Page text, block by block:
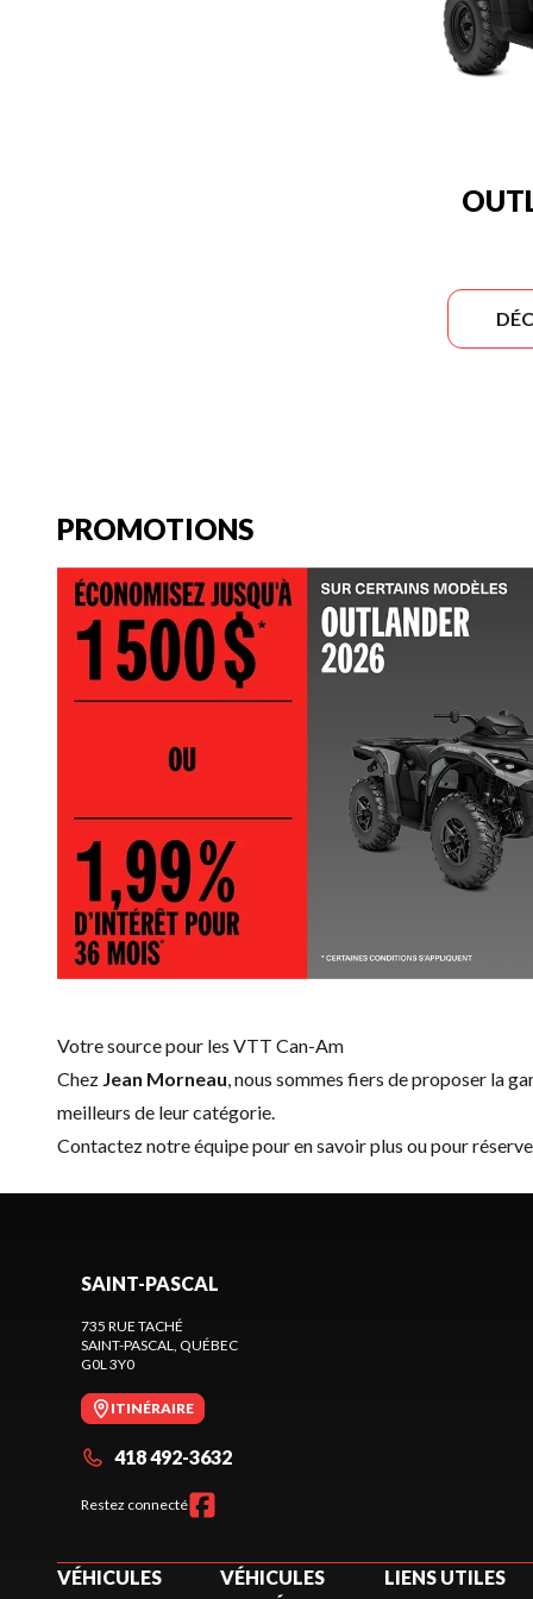
PROMOTIONS
Votre source pour les VTT Can-Am
Chez Jean Morneau, nous sommes fiers de proposer la
meilleurs de leur catégorie.
Contactez notre équipepour en savoir plus ou pour
SAINT-PASCAL
735 RUE TACHÉ
SAINT-PASCAL, QUÉBEC
G0L 3Y0
ITINÉRAIRE
418 492-3632
Restez connecté
VÉHICULES
VÉHICULES
LIENS UTILES